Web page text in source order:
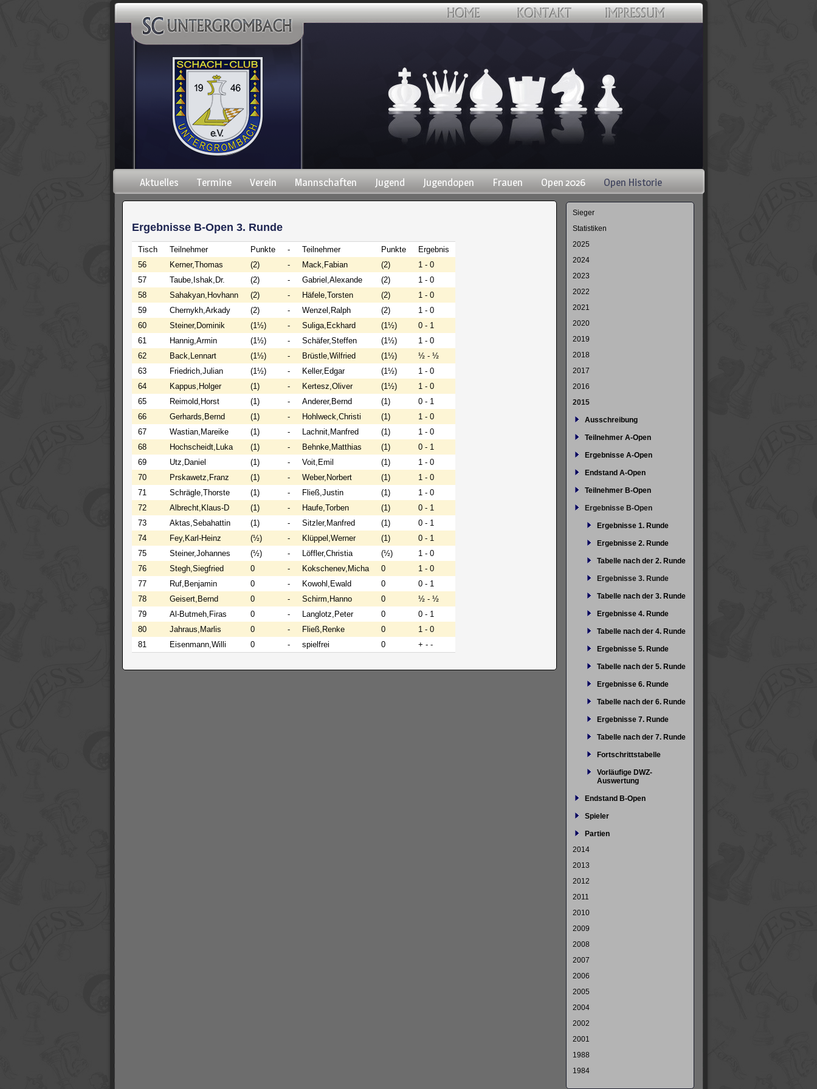
Navigation
überspringen
Aktuelles Termine Verein Mannschaften Jugend Jugendopen Frauen Open 2026 Open Historie
Ergebnisse B-Open 3. Runde
Tisch Teilnehmer Punkte - Teilnehmer Punkte
Ergebnis
56
Kerner,Thomas (2) - Mack,Fabian (2)
1 - 0
57
Taube,Ishak,Dr. (2) - Gabriel,Alexande (2)
1 - 0
58
Sahakyan,Hovhann (2) - Häfele,Torsten (2)
1 - 0
59
Chernykh,Arkady (2) - Wenzel,Ralph (2)
1 - 0
60
Steiner,Dominik (1½) - Suliga,Eckhard (1½)
0 - 1
61
Hannig,Armin (1½) - Schäfer,Steffen (1½)
1 - 0
62
Back,Lennart (1½) - Brüstle,Wilfried (1½)
½ - ½
63
Friedrich,Julian (1½) - Keller,Edgar (1½)
1 - 0
64
Kappus,Holger (1) - Kertesz,Oliver (1½)
1 - 0
65
Reimold,Horst (1) - Anderer,Bernd (1)
0 - 1
66
Gerhards,Bernd (1) - Hohlweck,Christi (1)
1 - 0
67
Wastian,Mareike (1) - Lachnit,Manfred (1)
1 - 0
68
Hochscheidt,Luka (1) - Behnke,Matthias (1)
0 - 1
69
Utz,Daniel (1) - Voit,Emil (1)
1 - 0
70
Prskawetz,Franz (1) - Weber,Norbert (1)
1 - 0
71
Schrägle,Thorste (1) - Fließ,Justin (1)
1 - 0
72
Albrecht,Klaus-D (1) - Haufe,Torben (1)
0 - 1
73
Aktas,Sebahattin (1) - Sitzler,Manfred (1)
0 - 1
74
Fey,Karl-Heinz (½) - Klüppel,Werner (1)
0 - 1
75
Steiner,Johannes (½) - Löffler,Christia (½)
1 - 0
76
Stegh,Siegfried 0 - Kokschenev,Micha 0
1 - 0
77
Ruf,Benjamin 0 - Kowohl,Ewald 0
0 - 1
78
Geisert,Bernd 0 - Schirm,Hanno 0
½ - ½
79
Al-Butmeh,Firas 0 - Langlotz,Peter 0
0 - 1
80
Jahraus,Marlis 0 - Fließ,Renke 0
1 - 0
81
Eisenmann,Willi 0 - spielfrei 0 + - -
Navigation
Sieger
Statistiken
2025
2024
2023
2022
2021
2020
2019
2018
2017
2016
2015
Ausschreibung
Teilnehmer A-Open
Ergebnisse A-Open
Endstand A-Open
Teilnehmer B-Open
Ergebnisse B-Open
Ergebnisse 1. Runde
Ergebnisse 2. Runde
Tabelle nach der 2. Runde
Ergebnisse 3. Runde
Tabelle nach der 3. Runde
Ergebnisse 4. Runde
Tabelle nach der 4. Runde
Ergebnisse 5. Runde
Tabelle nach der 5. Runde
Ergebnisse 6. Runde
Tabelle nach der 6. Runde
Ergebnisse 7. Runde
Tabelle nach der 7. Runde
Fortschrittstabelle
Vorläufige DWZ-
Auswertung
Endstand B-Open
Spieler
Partien
2014
2013
2012
2011
2010
2009
2008
2007
2006
2005
2004
2002
2001
1988
1984